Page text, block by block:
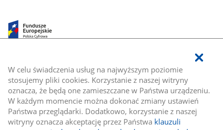
W celu świadczenia usług na najwyższym poziomie
stosujemy pliki cookies. Korzystanie z naszej witryny
oznacza, że będą one zamieszczane w Państwa urządzeniu.
W każdym momencie można dokonać zmiany ustawień
Państwa przeglądarki. Dodatkowo, korzystanie z naszej
witryny oznacza akceptację przez Państwa klauzuli